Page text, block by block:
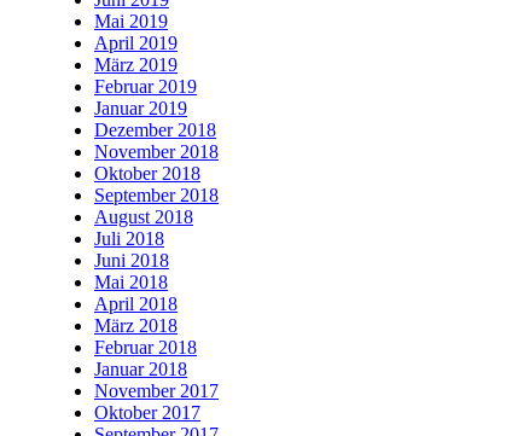
Mai 2019
April 2019
März 2019
Februar 2019
Januar 2019
Dezember 2018
November 2018
Oktober 2018
September 2018
August 2018
Juli 2018
Juni 2018
Mai 2018
April 2018
März 2018
Februar 2018
Januar 2018
November 2017
Oktober 2017